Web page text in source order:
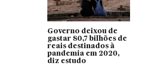
Governo deixou de
gastar 80,7 bilhões de
reais destinados à
pandemia em 2020,
diz estudo